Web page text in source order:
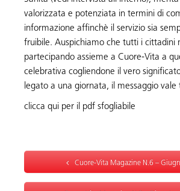
valorizzata e potenziata in termini di
informazione affinchè il servizio sia
fruibile. Auspichiamo che tutti i cittadini
partecipando assieme a Cuore-Vita a
celebrativa cogliendone il vero
legato a una giornata, il messaggio vale
clicca qui per il pdf sfogliabile
Cuore-Vita Magazine N.6 –